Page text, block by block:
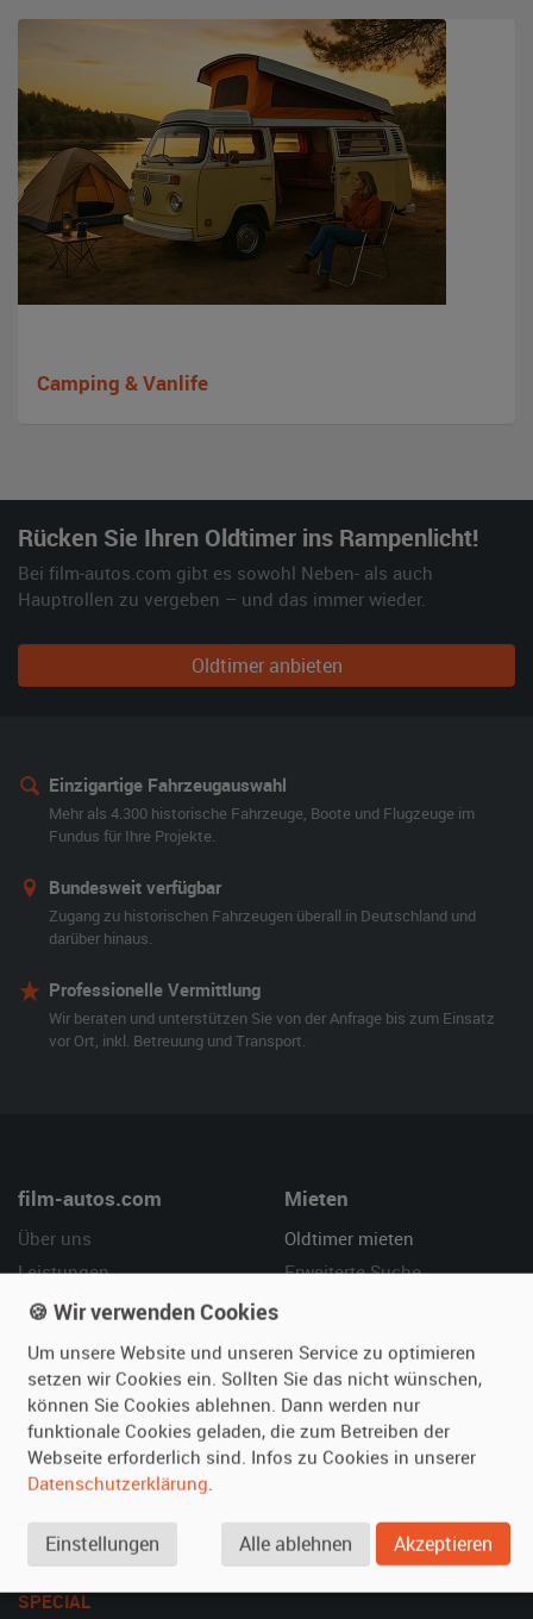
Camping & Vanlife
Rücken Sie Ihren Oldtimer ins Rampenlicht!
Bei film-autos.com gibt es sowohl Neben- als auch
Hauptrollen zu vergeben – und das immer wieder.
Oldtimer anbieten
Einzigartige Fahrzeugauswahl
Mehr als 4.300 historische Fahrzeuge, Boote und Flugzeuge im
Fundus für Ihre Projekte.
Bundesweit verfügbar
Zugang zu historischen Fahrzeugen überall in Deutschland und
darüber hinaus.
Professionelle Vermittlung
Wir beraten und unterstützen Sie von der Anfrage bis zum Einsatz
vor Ort, inkl. Betreuung und Transport.
film-autos.com
Über uns
Leistungen
Referenzen
Mieten
Oldtimer mieten
Erweiterte Suche
Vermieten
Oldtimer anmelden
Fotos senden
Inserat verwalten
Hilfe
Häufige Fragen (FAQ)
SPECIAL
🍪 Wir verwenden Cookies
Um unsere Website und unseren Service zu optimieren
setzen wir Cookies ein. Sollten Sie das nicht wünschen,
können Sie Cookies ablehnen. Dann werden nur
funktionale Cookies geladen, die zum Betreiben der
Webseite erforderlich sind. Infos zu Cookies in unserer
Datenschutzerklärung.
Einstellungen Alle ablehnen Akzeptieren